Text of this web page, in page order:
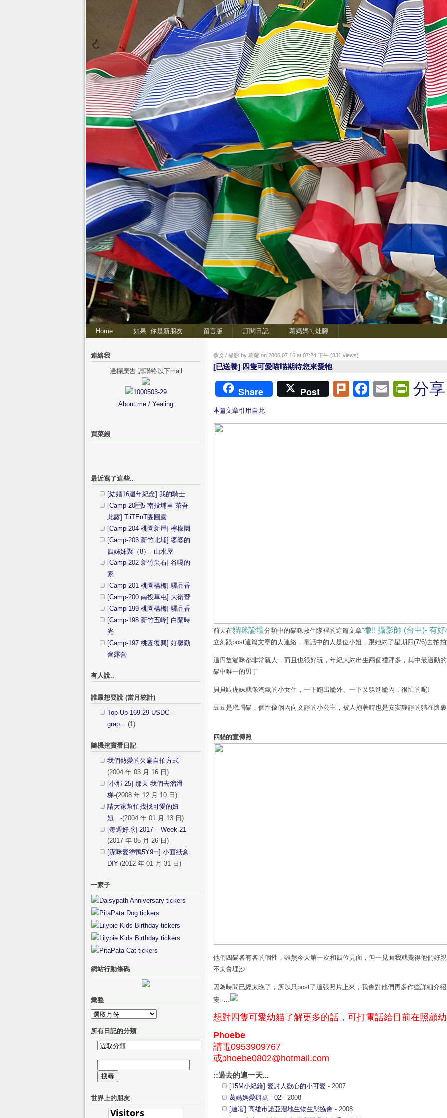
Home 如果..你是新朋友 留言版 訂閱日記 葛媽媽ㄟ灶腳
撰文 / 攝影 by 葛蘿 on 2006.07.16 at 07:24 下午 (831 views)
[已送養] 四隻可愛喵喵期待您來愛牠
Share Post PlurkFacebook
Email分享
本篇文章引用自此
前天在貓咪論壇分類中的貓咪救生隊裡的這篇文章”徵!! 攝影師 (台中)- 有
立刻跟post這篇文章的人連絡，電話中的人是位小姐，跟她約了星期四(7/6)去拍
這四隻貓咪都非常親人，而且也很好玩，年紀大約出生兩個禮拜多，其中最過動
貓中唯一的男丁
貝貝跟虎妹就像淘氣的小女生，一下跑出籠外、一下又躲進籠內，很忙的呢!
豆豆是玳瑁貓，個性像個內向文靜的小公主，被人抱著時也是安安靜靜的躺在懷
四貓的宣傳照
他們四貓各有各的個性，雖然今天第一次和四位見面，但一見面我就覺得他們好
不太會埋沙
因為時間已經太晚了，所以只post了這張照片上來，我會對他們再多作些詳細介
隻…..
想對四隻可愛幼貓了解更多的話，可打電話給目前在照顧
Phoebe
請電0953909767
或phoebe0802@hotmail.com
::過去的這一天...
[15M小紀錄] 愛討人歡心的小可愛 - 2007
葛媽媽愛辦桌 - 02 - 2008
[連署] 高雄市諾亞濕地生物生態協會 - 2008
連絡我
邊欄廣告 請聯絡以下mail
About.me / Yealing
買菜錢
最近寫了這些..
[結婚16週年紀念] 我的騎士
[Camp-205 南投埔里 茶吾
此露] TiiTEnT團圓露
[Camp-204 桃園新屋] 檸檬園
[Camp-203 新竹北埔] 婆婆的
四姊妹聚（8）- 山水屋
[Camp-202 新竹尖石] 谷嘎的
家
[Camp-201 桃園楊梅] 驛品香
[Camp-200 南投草屯] 大衛營
[Camp-199 桃園楊梅] 驛品香
[Camp-198 新竹五峰] 白蘭時
光
[Camp-197 桃園復興] 好馨勤
齊露營
有人說..
誰最想要說 (當月統計)
Top Up 169.29 USDC -
grap... (1)
隨機挖寶看日記
我們熱愛的欠扁自拍方式-
(2004 年 03 月 16 日)
[小那-25] 那天 我們去溜滑
梯-(2008 年 12 月 10 日)
請大家幫忙找找可愛的妞
妞…-(2004 年 01 月 13 日)
[每週好球] 2017 – Week 21-
(2017 年 05 月 26 日)
[潔咪愛塗鴨5Y9m] 小面紙盒
DIY-(2012 年 01 月 31 日)
一家子
網站行動條碼
彙整
彙
整
所有日記的分類
所
日
記
分
尋
鍵
世界上的朋友